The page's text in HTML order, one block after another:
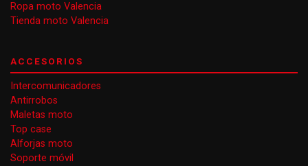
Ropa moto Valencia
Tienda moto Valencia
ACCESORIOS
Intercomunicadores
Antirrobos
Maletas moto
Top case
Alforjas moto
Soporte móvil